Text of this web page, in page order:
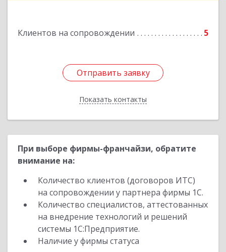
Клиентов на сопровождении 5
Отправить заявку
Показать контакты
Отправить заявку
Назад
При выборе фирмы-франчайзи, обратите
внимание на:
Количество клиентов (договоров ИТС)
на сопровождении у партнера фирмы 1С.
Количество специалистов, аттестованных
на внедрение технологий и решений
системы 1С:Предприятие.
Наличие у фирмы статуса